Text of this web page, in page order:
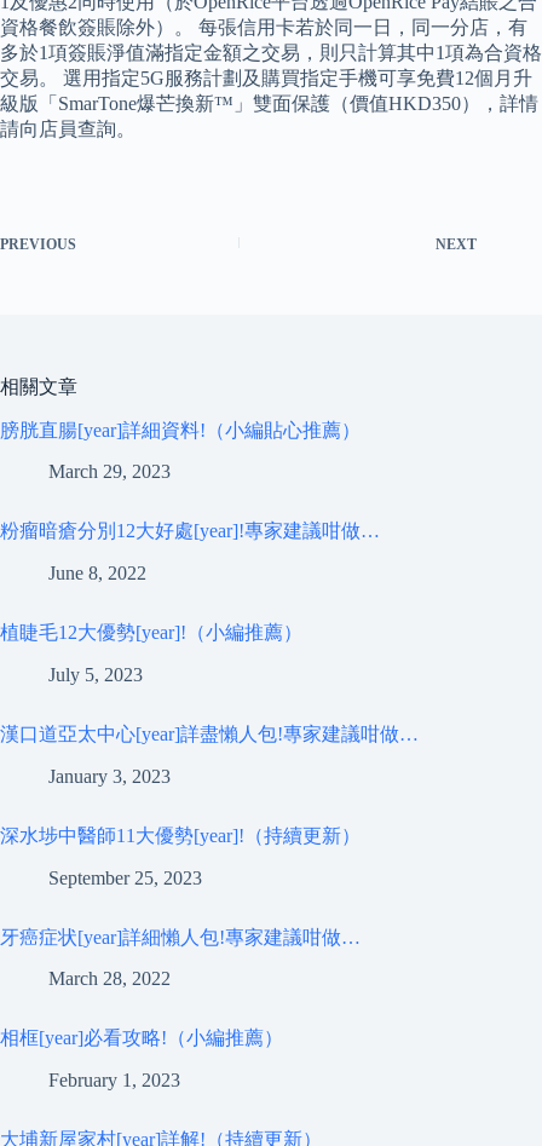
資格餐飲簽賬除外）。 每張信用卡若於同一日，同一分店，有
多於1項簽賬淨值滿指定金額之交易，則只計算其中1項為合資格
交易。 選用指定5G服務計劃及購買指定手機可享免費12個月升
級版「SmarTone爆芒換新™」雙面保護（價值HKD350），詳情
請向店員查詢。
PREVIOUS NEXT
相關文章
膀胱直腸[year]詳細資料!（小編貼心推薦）
March 29, 2023
粉瘤暗瘡分別12大好處[year]!專家建議咁做…
June 8, 2022
植睫毛12大優勢[year]!（小編推薦）
July 5, 2023
漢口道亞太中心[year]詳盡懶人包!專家建議咁做…
January 3, 2023
深水埗中醫師11大優勢[year]!（持續更新）
September 25, 2023
牙癌症状[year]詳細懶人包!專家建議咁做…
March 28, 2022
相框[year]必看攻略!（小編推薦）
February 1, 2023
大埔新屋家村[year]詳解!（持續更新）